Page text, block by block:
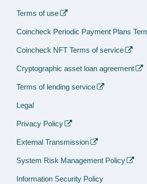
Terms of use
Coincheck Periodic Payment Plans
Coincheck NFT Terms of service
Cryptographic asset loan agreement
Terms of lending service
Legal
Privacy Policy
External Transmission
System Risk Management Policy
Information Security Policy